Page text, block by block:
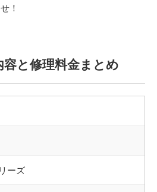
！
容と修理料金まとめ
ーズ